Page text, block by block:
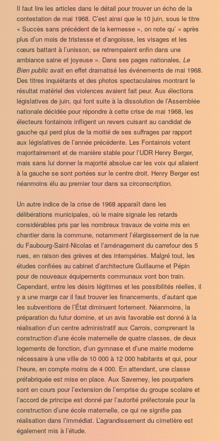
Il faut lire les articles dans le détail pour trouver un écho de la
contestation de mai 1968. C’est ainsi que le 10 juin, sous le titre
« Succès sans précédent de la kermesse », on note qu’ « après
plus d’un mois de tristesse et d’angoisse, les visages et les
cœurs battant à l’unisson, se retrempaient enfin dans une
ambiance saine et joyeuse ». Dans ses pages nationales, Le
Bien public avait en effet dramatisé les événements de mai 1968.
Des titres inquiétants et des photos spectaculaires montrant le
résultat matériel des violences avaient fait peur. Aux élections
législatives de juin, qui font suite à la dissolution de l’Assemblée
nationale décidée pour répondre à cette crise de mai 1968, les
électeurs fontainois infligent un revers cuisant au candidat de
gauche qui perd plus de la moitié de ses suffrages par rapport
aux législatives de l’année précédente. Les Fontainois votent
majoritairement et de manière stable pour l’UDR Henry Berger,
mais sans lui donner la majorité absolue car les voix qui allaient
à la gauche se sont portées sur le centre droit. Henry Berger est
néanmoins élu au premier tour dans sa circonscription.
Un autre indice de la crise de 1968 apparaît dans les
délibérations municipales, où le maire signale les retards
considérables pris par les nombreux travaux de voirie mis en
chantier dans la commune, notamment l’élargissement de la rue
du Faubourg-Saint-Nicolas et l’aménagement du carrefour des 5
rues, en raison des grèves et des intempéries. Malgré tout, les
études confiées au cabinet d’architecture Guillaume et Pépin
pour de nouveaux équipements communaux vont bon train.
Cependant, entre les désirs légitimes et les possibilités réelles, il
y a une marge car il faut trouver les financements, d’autant que
les subventions de l’État diminuent fortement. Néanmoins, la
préparation du futur domine, et un avis favorable est donné à la
réalisation d’un centre administratif aux Carrois, comprenant la
construction d’une école maternelle de quatre classes, de deux
logements de fonction, d’un gymnase et d’une mairie moderne
nécessaire à une ville de 10 000 à 12 000 habitants et qui, pour
l’heure, en compte moins de 4 000. En attendant, une classe
préfabriquée est mise en place. Aux Saverney, les pourparlers
sont en cours pour l’extension de l’emprise du groupe scolaire et
l’accord de principe est donné par l’autorité préfectorale pour la
construction d’une école maternelle, ce qui ne signifie pas
réalisation dans l’immédiat. L’agrandissement du cimetière est
également mis à l’étude.